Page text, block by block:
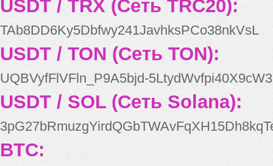
USDT / TRX (Сеть TRC20):
TAb8DD6Ky5Dbfwy241JavhksPCo38nkVsL
USDT / TON (Сеть TON):
UQBVyfFlVFln_P9A5bjd-
USDT / SOL (Сеть Solana):
BTC: